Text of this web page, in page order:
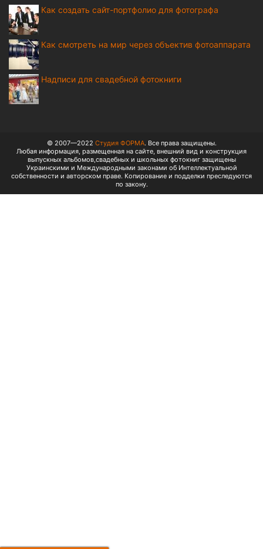
Как создать сайт-портфолио для фотографа
Как смотреть на мир через объектив фотоаппарата
Надписи для свадебной фотокниги
© 2007—2022 Студия ФОРМА. Все права защищены.
Любая информация, размещенная на сайте, внешний вид и конструкция
выпускных альбомов,свадебных и школьных фотокниг защищены
Украинскими и Международными законами об Интеллектуальной
собственности и авторском праве. Копирование и подделки преследуются
по закону.